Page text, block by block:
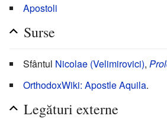
Apostoli
Surse
Sfântul Nicolae (Velimirovici),
OrthodoxWiki: Apostle Aquila.
Legături externe